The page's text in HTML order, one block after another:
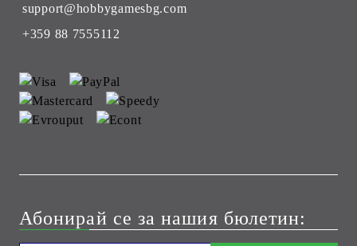
support@hobbygamesbg.com
+359 88 7555112
Абонирай се за нашия бюлетин: